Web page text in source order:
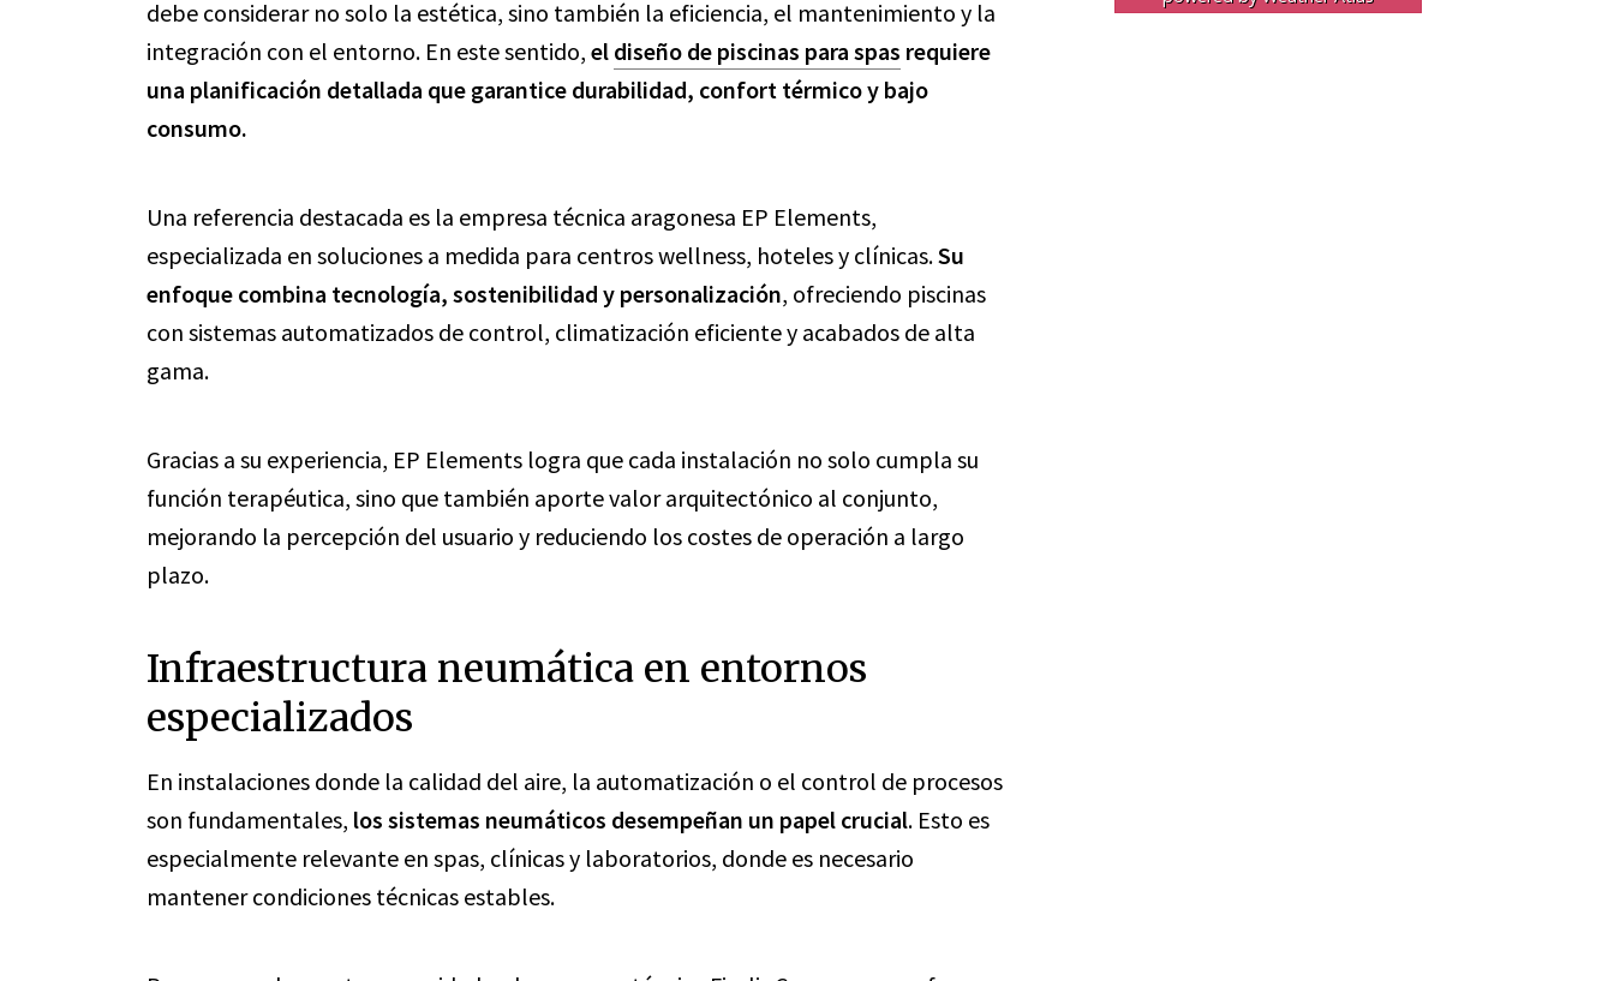
debe considerar no solo la estética, sino también la eficiencia, el mantenimiento y la
integración con el entorno. En este sentido, el diseño de piscinas para spas requiere
una planificación detallada que garantice durabilidad, confort térmico y bajo
consumo.
Una referencia destacada es la empresa técnica aragonesa EP Elements,
especializada en soluciones a medida para centros wellness, hoteles y clínicas.Su
enfoque combina tecnología, sostenibilidad y personalización, ofreciendo piscinas
con sistemas automatizados de control, climatización eficiente y acabados de alta
gama.
Gracias a su experiencia, EP Elements logra que cada instalación no solo cumpla su
función terapéutica, sino que también aporte valor arquitectónico al conjunto,
mejorando la percepción del usuario y reduciendo los costes de operación a largo
plazo.
Infraestructura neumática en entornos
especializados
En instalaciones donde la calidad del aire, la automatización o el control de procesos
son fundamentales, los sistemas neumáticos desempeñan un papel crucial. Esto es
especialmente relevante en spas, clínicas y laboratorios, donde es necesario
mantener condiciones técnicas estables.